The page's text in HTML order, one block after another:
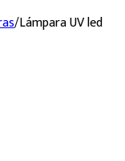
/Lámpara UV led